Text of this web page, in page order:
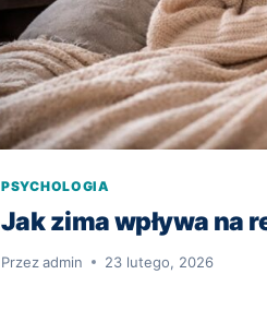
PSYCHOLOGIA
Jak zima wpływa na
Przezadmin 23 lutego, 2026